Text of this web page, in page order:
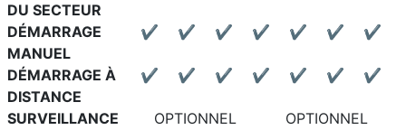
DU SECTEUR
DÉMARRAGE
MANUEL
✔ ✔ ✔ ✔ ✔ ✔ ✔
DÉMARRAGE À
DISTANCE
✔ ✔ ✔ ✔ ✔ ✔ ✔
SURVEILLANCE
OPTIONNEL OPTIONNEL